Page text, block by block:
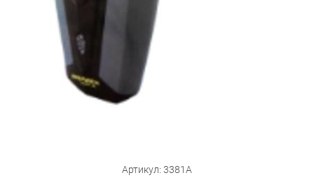
Артикул: 3381А